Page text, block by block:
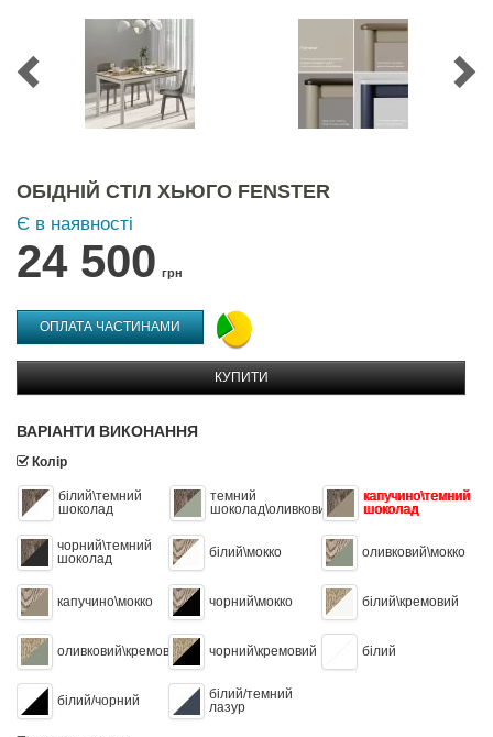
ОБІДНІЙ СТІЛ ХЬЮГО FENSTER
Є в наявності
24 500 грн
ОПЛАТА ЧАСТИНАМИ
КУПИТИ
ВАРІАНТИ ВИКОНАННЯ
Колір
білий\темний
шоколад
темний
шоколад\оливковий
капучино\темний
шоколад
чорний\темний
шоколад
білий\мокко оливковий\мокко
капучино\мокко чорний\мокко білий\кремовий
оливковий\кремовий чорний\кремовий білий
білий/чорний
білий/темний
лазур